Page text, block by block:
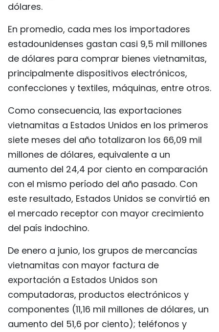
РУССКИЙ
dólares.
En promedio, cada mes los importadores
estadounidenses gastan casi 9,5 mil millones
de dólares para comprar bienes vietnamitas,
principalmente dispositivos electrónicos,
confecciones y textiles, máquinas, entre otros.
Como consecuencia, las exportaciones
vietnamitas a Estados Unidos en los primeros
siete meses del año totalizaron los 66,09 mil
millones de dólares, equivalente a un
aumento del 24,4 por ciento en comparación
con el mismo período del año pasado. Con
este resultado, Estados Unidos se convirtió en
el mercado receptor con mayor crecimiento
del país indochino.
De enero a junio, los grupos de mercancías
vietnamitas con mayor factura de
exportación a Estados Unidos son
computadoras, productos electrónicos y
componentes (11,16 mil millones de dólares, un
aumento del 51,6 por ciento); teléfonos y